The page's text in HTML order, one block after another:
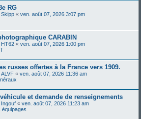
RG
Skipp « ven. août 07, 2026 3:07 pm
CARABIN
HT62 « ven. août 07, 2026 1:00 pm
russes offertes à la France vers 1909.
ALVF « ven. août 07, 2026 11:36 am
et demande de renseignements
Ingouf « ven. août 07, 2026 11:23 am
équipages